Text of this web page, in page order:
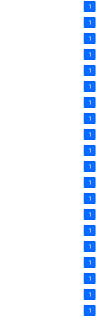
1
1
1
1
1
1
1
1
1
1
1
1
1
1
1
1
1
1
1
1